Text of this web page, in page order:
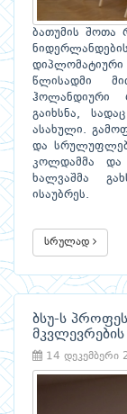
ბათუმის შოთა
წლისადმი
ჰოლანდიური
გაიხსნა,
ასახული.
და
კოლდამმა და
ხალვაშმა
ისაუბრეს.
სრულად
ბსუ-ს
14 დეკემბერი